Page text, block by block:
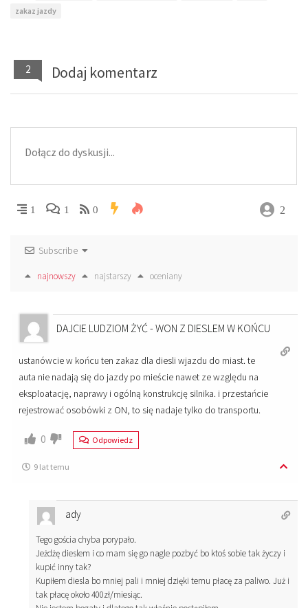
zakaz jazdy
2 Dodaj komentarz
1 1 0 2
Subscribe
najnowszy najstarszy oceniany
DAJCIE LUDZIOM ŻYĆ - WON Z DIESLEM W KOŃCU
ustanówcie w końcu ten zakaz dla diesli wjazdu do miast. te
auta nie nadają się do jazdy po mieście nawet ze względu na
eksploatację, naprawy i ogólną konstrukcję silnika. i przestańcie
rejestrować osobówki z ON, to się nadaje tylko do transportu.
0 Odpowiedz
9 lat temu
ady
Tego gościa chyba porypało.
Jeżdżę dieslem i co mam się go nagle pozbyć bo ktoś sobie tak życzy i
kupić inny tak?
Kupiłem diesla bo mniej pali i mniej dzięki temu płacę za paliwo. Już i
tak płacę około 400zł/miesiąc.